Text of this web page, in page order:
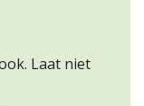
Laat niet